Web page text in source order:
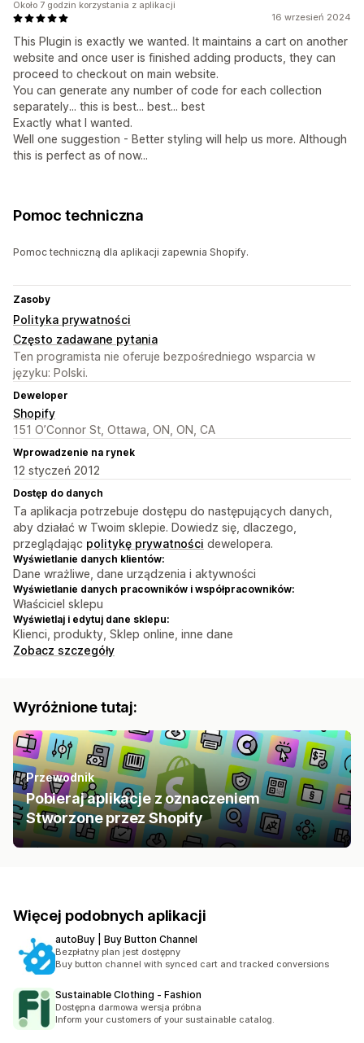
16 wrzesień 2024
This Plugin is exactly we wanted. It maintains a cart on another
website and once user is finished adding products, they can
proceed to checkout on main website.
You can generate any number of code for each collection
separately... this is best... best... best
Exactly what I wanted.
Well one suggestion - Better styling will help us more. Although
this is perfect as of now...
Około 7 godzin korzystania z aplikacji
Pomoc techniczna
Pomoc techniczną dla aplikacji zapewnia Shopify.
Zasoby
Polityka prywatności
Często zadawane pytania
Ten programista nie oferuje bezpośredniego wsparcia w
języku: Polski.
Deweloper
Shopify
151 O’Connor St, Ottawa, ON, ON, CA
Wprowadzenie na rynek
12 styczeń 2012
Dostęp do danych
Ta aplikacja potrzebuje dostępu do następujących danych,
aby działać w Twoim sklepie. Dowiedz się, dlaczego,
przeglądając politykę prywatności dewelopera.
Wyświetlanie danych klientów:
Dane wrażliwe, dane urządzenia i aktywności
Wyświetlanie danych pracowników i współpracowników:
Właściciel sklepu
Wyświetlaj i edytuj dane sklepu:
Klienci, produkty, Sklep online, inne dane
Zobacz szczegóły
Wyróżnione tutaj:
Przewodnik
Pobieraj aplikacje z oznaczeniem
Stworzone przez Shopify
Więcej podobnych aplikacji
autoBuy | Buy Button Channel
Bezpłatny plan jest dostępny
Buy button channel with synced cart and tracked conversions
Sustainable Clothing ‑ Fashion
Dostępna darmowa wersja próbna
Inform your customers of your sustainable catalog.